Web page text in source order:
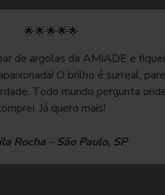
🌟🌟🌟🌟🌟
de argolas da AMIADE e fiquei
O brilho é surreal,
Todo mundo pergunta
Já quero mais!
Rocha – São Paulo, SP